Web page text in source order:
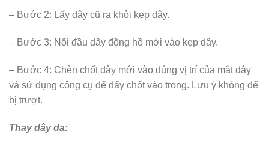
– Bước 2: Lấy dây cũ ra khỏi kẹp dây.
– Bước 3: Nối đầu dây đồng hồ mới vào kẹp dây.
– Bước 4: Chèn chốt dây mới vào đúng vị trí của mắt dây
và sử dụng công cụ để đẩy chốt vào trong. Lưu ý không để
bị trượt.
Thay dây da: